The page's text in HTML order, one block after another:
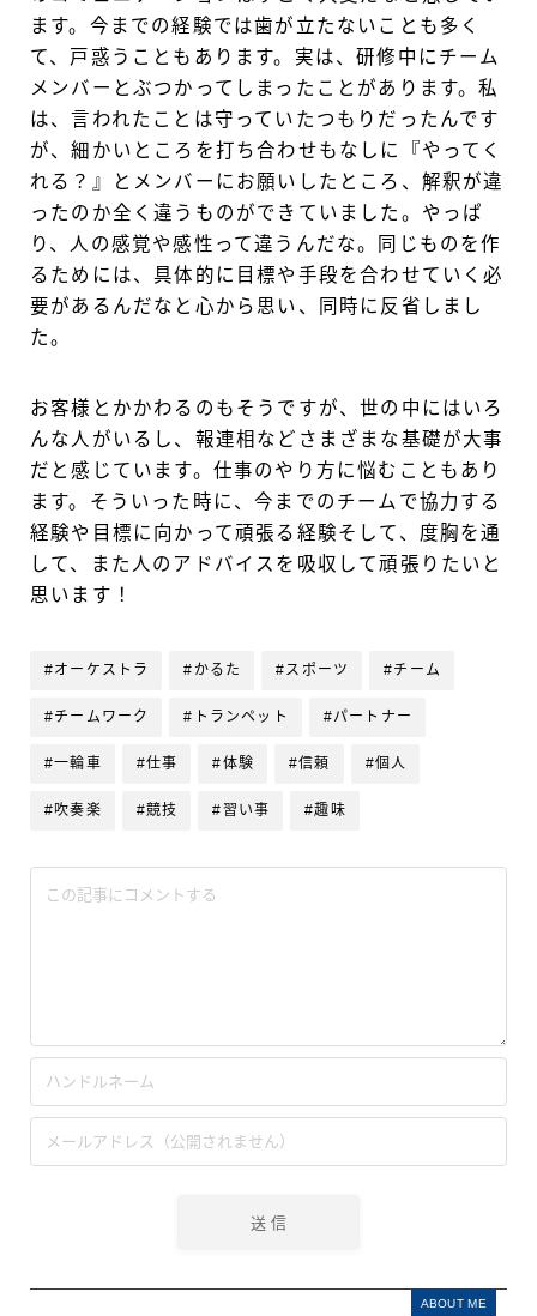
ます。今までの経験では歯が立たないことも多く
て、戸惑うこともあります。実は、研修中にチーム
メンバーとぶつかってしまったことがあります。私
は、言われたことは守っていたつもりだったんです
が、細かいところを打ち合わせもなしに『やってく
れる？』とメンバーにお願いしたところ、解釈が違
ったのか全く違うものができていました。やっぱ
り、人の感覚や感性って違うんだな。同じものを作
るためには、具体的に目標や手段を合わせていく必
要があるんだなと心から思い、同時に反省しまし
た。
お客様とかかわるのもそうですが、世の中にはいろ
んな人がいるし、報連相などさまざまな基礎が大事
だと感じています。仕事のやり方に悩むこともあり
ます。そういった時に、今までのチームで協力する
経験や目標に向かって頑張る経験そして、度胸を通
して、また人のアドバイスを吸収して頑張りたいと
思います！
#オーケストラ #かるた #スポーツ #チーム
#チームワーク #トランペット #パートナー
#一輪車 #仕事 #体験 #信頼 #個人
#吹奏楽 #競技 #習い事 #趣味
ABOUT ME